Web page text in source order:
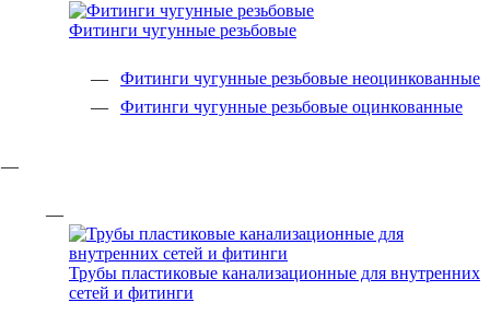
Фитинги чугунные резьбовые
Фитинги чугунные резьбовые неоцинкованные
Фитинги чугунные резьбовые оцинкованные
Трубы пластиковые канализационные для внутренних
сетей и фитинги